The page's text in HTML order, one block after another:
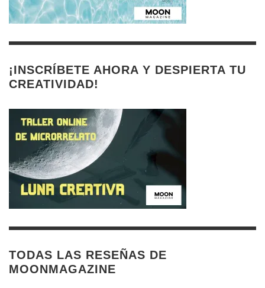
¡INSCRÍBETE AHORA Y DESPIERTA TU
CREATIVIDAD!
TODAS LAS RESEÑAS DE
MOONMAGAZINE